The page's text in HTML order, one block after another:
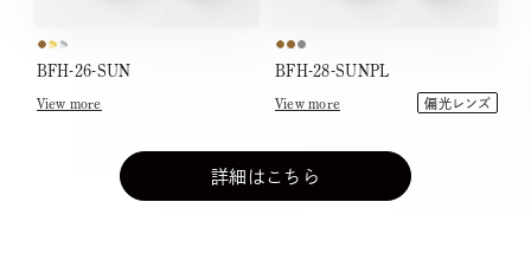
BFH-26-SUN
View more
BFH-28-SUNPL
View more 偏光レンズ
詳細はこちら